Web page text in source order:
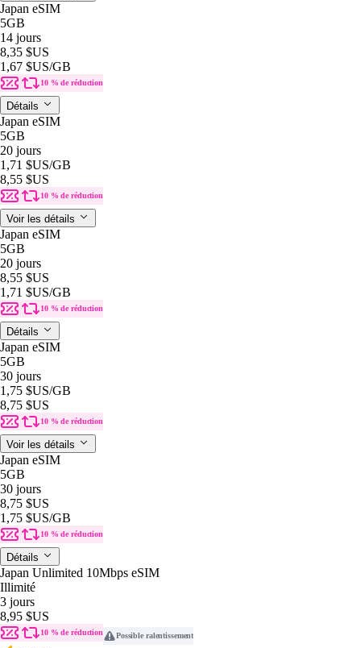
Japan eSIM
5GB
14 jours
8,35 $US
1,67 $US/GB
10 % de réduction
Détails
Japan eSIM
5GB
20 jours
1,71 $US/GB
8,55 $US
10 % de réduction
Voir les détails
Japan eSIM
5GB
20 jours
8,55 $US
1,71 $US/GB
10 % de réduction
Détails
Japan eSIM
5GB
30 jours
1,75 $US/GB
8,75 $US
10 % de réduction
Voir les détails
Japan eSIM
5GB
30 jours
8,75 $US
1,75 $US/GB
10 % de réduction
Détails
Japan Unlimited 10Mbps eSIM
Illimité
3 jours
8,95 $US
10 % de réduction Possible ralentissement